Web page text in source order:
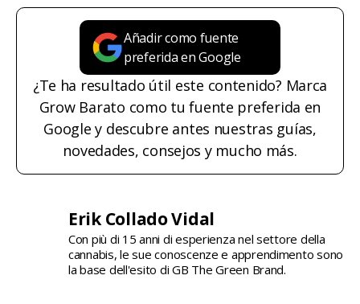
Añadir como fuente
preferida en Google
¿Te ha resultado útil este contenido? Marca
Grow Barato como tu fuente preferida en
Google y descubre antes nuestras guías,
novedades, consejos y mucho más.
Erik Collado Vidal
Con più di 15 anni di esperienza nel settore della
cannabis, le sue conoscenze e apprendimento sono
la base dell'esito di GB The Green Brand.